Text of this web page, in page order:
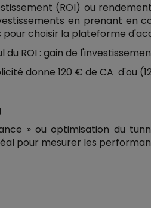
(ROI) ou
en prenant en
choisir la plateforme
du ROI : gain de
donne 120 € de CA d'ou
» ou optimisation du
pour mesurer les